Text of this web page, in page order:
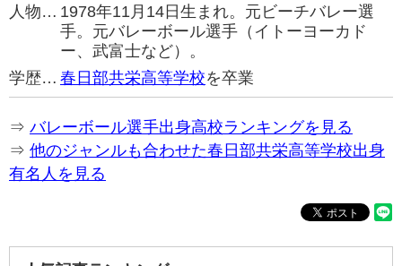
人物… 1978年11月14日生まれ。元ビーチバレー選
手。元バレーボール選手（イトーヨーカド
ー、武富士など）。
学歴… 春日部共栄高等学校を卒業
⇒ バレーボール選手出身高校ランキングを見る
⇒ 他のジャンルも合わせた春日部共栄高等学校出身
有名人を見る